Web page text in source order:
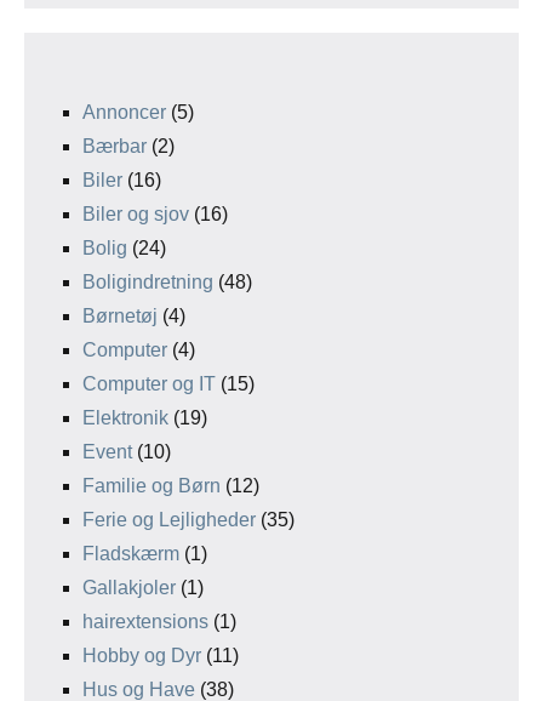
Annoncer (5)
Bærbar (2)
Biler (16)
Biler og sjov (16)
Bolig (24)
Boligindretning (48)
Børnetøj (4)
Computer (4)
Computer og IT (15)
Elektronik (19)
Event(10)
Familie og Børn (12)
Ferie og Lejligheder (35)
Fladskærm (1)
Gallakjoler (1)
hairextensions (1)
Hobby og Dyr (11)
Hus og Have (38)